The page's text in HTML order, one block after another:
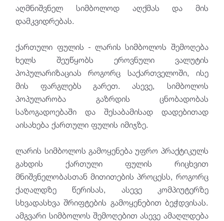
აღმნიშვნელ სიმბოლოდ აღქმას და მის
დამკვიდრებას.
ქართული ფულის - ლარის სიმბოლოს შემოღება
ხელს შეუწყობს ეროვნული ვალუტის
პოპულარიზაციას როგორც საქართველოში, ისე
მის ფარგლებს გარეთ. ასევე, სიმბოლოს
პოპულარობა გაზრდის ცნობადობას
საზოგადოებაში და შესაბამისად დადებითად
აისახება ქართული ფულის იმიჯზე.
ლარის სიმბოლოს გამოყენება უფრო პრაქტიკულს
გახდის ქართული ფულის რიცხვით
მნიშვნელობასთან მითითების პროცესს, როგორც
ქაღალდზე წერისას, ასევე კომპიუტერზე
სხვადასხვა შრიფტების გამოყენებით ბეჭდვისას.
ამგვარი სიმბოლოს შემოღებით ასევე ამაღლდება